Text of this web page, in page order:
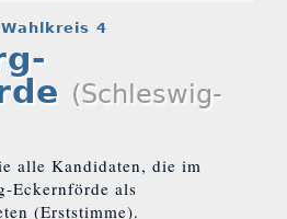
4
(Schleswig-
alle Kandidaten, die im
Eckernförde als
(Erststimme).